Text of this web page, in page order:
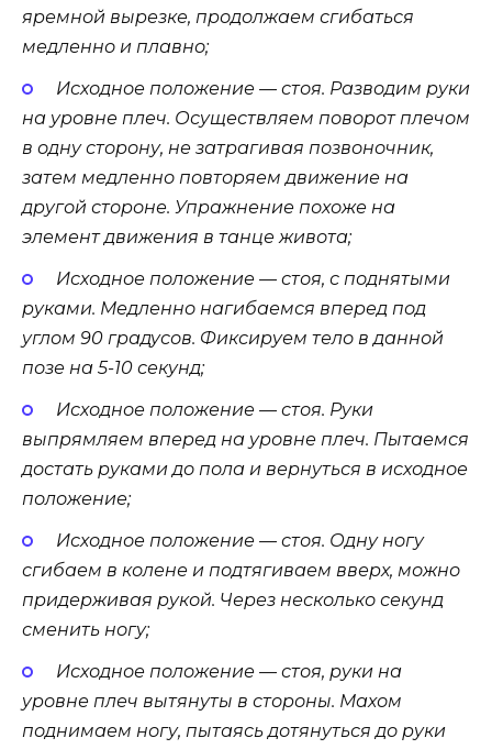
яремной вырезке, продолжаем сгибаться
медленно и плавно;
Исходное положение — стоя. Разводим руки
на уровне плеч. Осуществляем поворот плечом
в одну сторону, не затрагивая позвоночник,
затем медленно повторяем движение на
другой стороне. Упражнение похоже на
элемент движения в танце живота;
Исходное положение — стоя, с поднятыми
руками. Медленно нагибаемся вперед под
углом 90 градусов. Фиксируем тело в данной
позе на 5-10 секунд;
Исходное положение — стоя. Руки
выпрямляем вперед на уровне плеч. Пытаемся
достать руками до пола и вернуться в исходное
положение;
Исходное положение — стоя. Одну ногу
сгибаем в колене и подтягиваем вверх, можно
придерживая рукой. Через несколько секунд
сменить ногу;
Исходное положение — стоя, руки на
уровне плеч вытянуты в стороны. Махом
поднимаем ногу, пытаясь дотянуться до руки